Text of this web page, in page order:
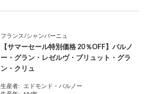
フランス/シャンパーニュ
【サマーセール特別価格 20％OFF】バルノ
ー・グラン・レゼルヴ・ブリュット・グラ
ン・クリュ
生産者:
エドモンド・バルノー